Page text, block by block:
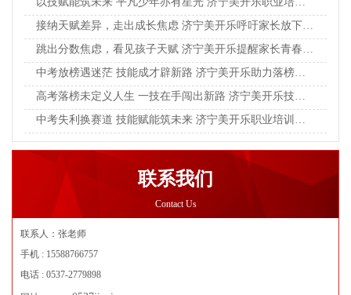
联系我们
Contact Us
联系人：张老师
手机 : 15588766757
电话 : 0537-2779898